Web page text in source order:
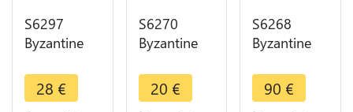
S6297
Byzantine
Follis A
identifier -
28 €
S6270
Byzantine
Demi Follis
Half à
20 €
S6268
Byzantine
Follis demi
NIM NM -
90 €